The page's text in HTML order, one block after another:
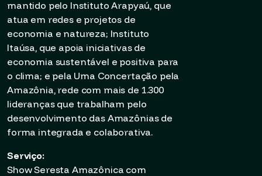
mantido pelo Instituto Arapyaú, que
atua em redes e projetos de
economia e natureza; Instituto
Itaúsa, que apoia iniciativas de
economia sustentável e positiva para
o clima; e pela Uma Concertação pela
Amazônia, rede com mais de 1.300
lideranças que trabalham pelo
desenvolvimento das Amazônias de
forma integrada e colaborativa.
Serviço:
Show Seresta Amazônica com